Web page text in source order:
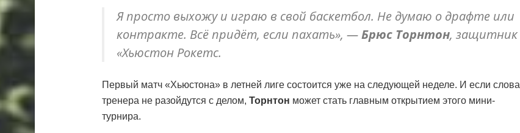
Я просто выхожу и играю в свой баскетбол. Не думаю о драфте или
контракте. Всё придёт, если пахать», —Брюс Торнтон, защитник
«Хьюстон Рокетс.
Первый матч «Хьюстона» в летней лиге состоится уже на следующей неделе. И если слова
тренера не разойдутся с делом, Торнтон может стать главным открытием этого мини-
турнира.